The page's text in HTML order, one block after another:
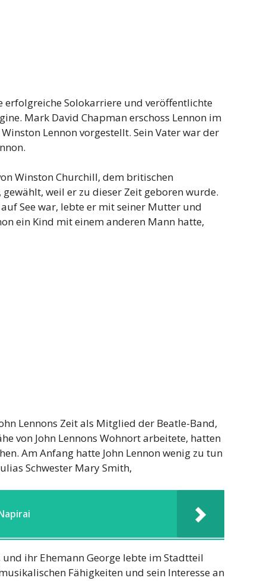
erfolgreiche Solokarriere und veröffentlichte
Mark David Chapman erschoss Lennon im
Lennon vorgestellt. Sein Vater war der
Winston Churchill, dem britischen
weil er zu dieser Zeit geboren wurde.
See war, lebte er mit seiner Mutter und
ein Kind mit einem anderen Mann hatte,
Lennons Zeit als Mitglied der Beatle-Band,
von John Lennons Wohnort arbeitete, hatten
Am Anfang hatte John Lennon wenig zu tun
Schwester Mary Smith,
ihr Ehemann George lebte im Stadtteil
Fähigkeiten und sein Interesse an